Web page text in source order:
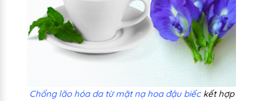
Chống lão hóa da từ mặt nạ hoa đậu biếckết hợp